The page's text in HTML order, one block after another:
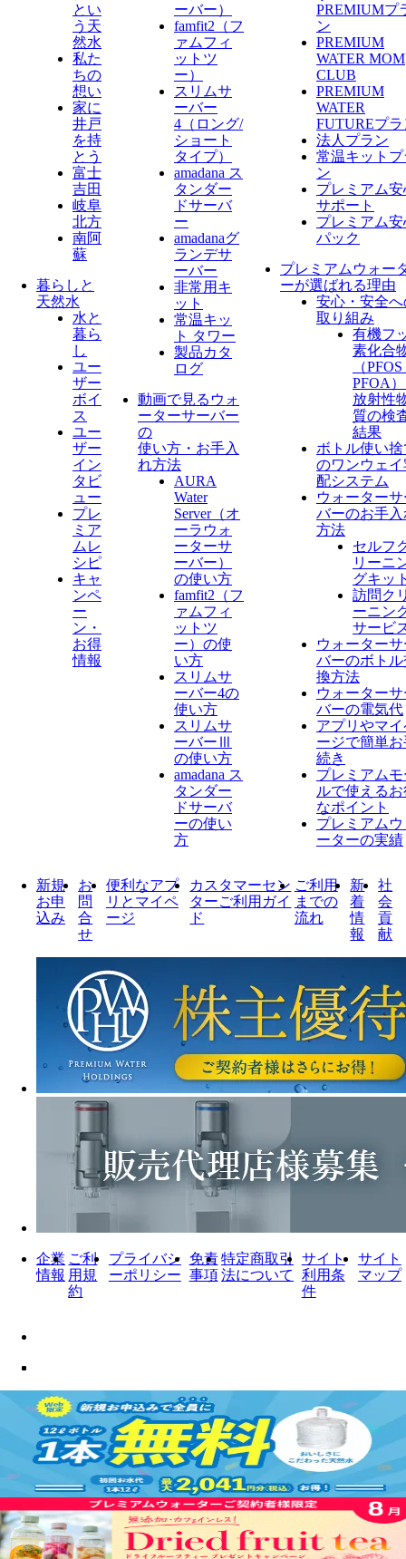
とい
う天
然水
私た
ちの
想い
家に
井戸
を持
とう
富士
吉田
岐阜
北方
南阿
蘇
暮らしと
天然水
水と
暮ら
し
ユー
ザー
ボイ
ス
ユー
ザー
イン
タビ
ュー
プレ
ミア
ムレ
シピ
キャ
ンペ
ー
ン・
お得
情報
ーバー）
famfit2（フ
ァムフィ
ットツ
ー）
スリムサ
ーバー
4（ロング/
ショート
タイプ）
amadana ス
タンダー
ドサーバ
ー
amadanaグ
ランデサ
ーバー
非常用キ
ット
常温キッ
ト タワー
製品カタ
ログ
動画で見るウォ
ーターサーバー
の
使い方・お手入
れ方法
AURA
Water
Server​（オ
ーラウォ
ーターサ
ーバー）
の使い方
famfit2（フ
ァムフィ
ットツ
ー）の使
い方
スリムサ
ーバー4の
使い方
スリムサ
ーバーⅢ
の使い方
amadana ス
タンダー
ドサーバ
ーの使い
方
PREMIUMプ
ン
PREMIUM
WATER MOM
CLUB
PREMIUM
WATER
FUTUREプラ
法人プラン
常温キットプ
ン
プレミアム安
サポート
プレミアム安
パック
プレミアムウォー
ーが選ばれる理由
安心・安全へ
取り組み
有機フ
素化合
（
PFOA
放射性
質の検
結果
ボトル使い捨
のワンウェイ
配システム
ウォーター
バーのお手入
方法
セルフ
リーニ
グキッ
訪問ク
ーニン
サービ
ウォーター
バーのボトル
換方法
ウォーター
バーの電気代
アプリやマイ
ージで簡単お
続き
プレミアムモ
ルで使える
なポイント
プレミアムウ
ーターの実績
新規
お申
込み
お
問
合
せ
便利なアプ
リとマイペ
ージ
カスタマーセン
ターご利用ガイ
ド
ご利用
までの
流れ
新
着
情
報
社
会
貢
献
企業
情報
ご利
用規
約
プライバシ
ーポリシー
免責
事項
特定商取引
法について
サイト
利用条
件
サイト
マップ